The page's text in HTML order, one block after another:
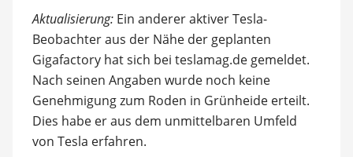
Aktualisierung:Ein anderer aktiver Tesla-
Beobachter aus der Nähe der geplanten
Gigafactory hat sich bei teslamag.de gemeldet.
Nach seinen Angaben wurde noch keine
Genehmigung zum Roden in Grünheide erteilt.
Dies habe er aus dem unmittelbaren Umfeld
von Tesla erfahren.